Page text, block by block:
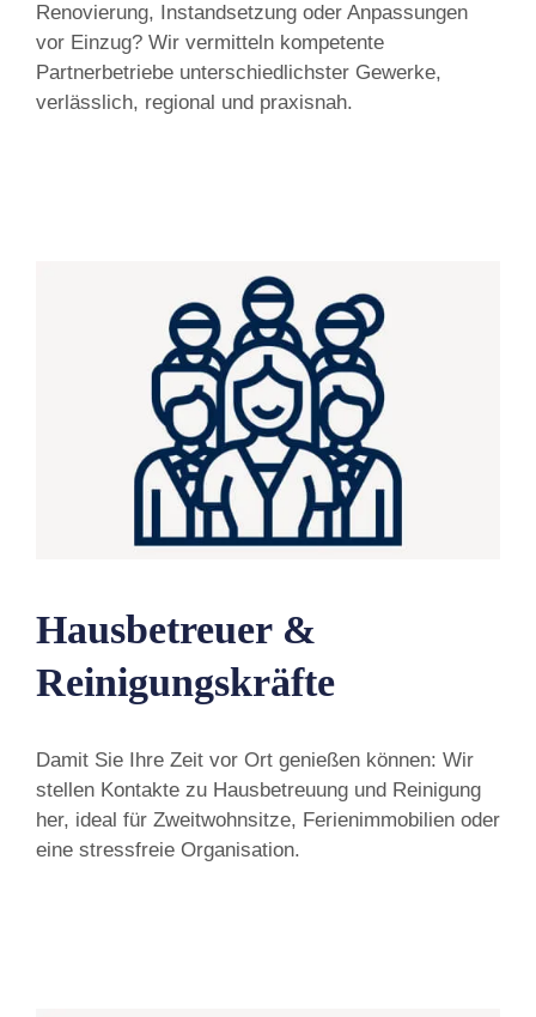
Renovierung, Instandsetzung oder Anpassungen
vor Einzug? Wir vermitteln kompetente
Partnerbetriebe unterschiedlichster Gewerke,
verlässlich, regional und praxisnah.
Hausbetreuer &
Reinigungskräfte
Damit Sie Ihre Zeit vor Ort genießen können: Wir
stellen Kontakte zu Hausbetreuung und Reinigung
her, ideal für Zweitwohnsitze, Ferienimmobilien oder
eine stressfreie Organisation.